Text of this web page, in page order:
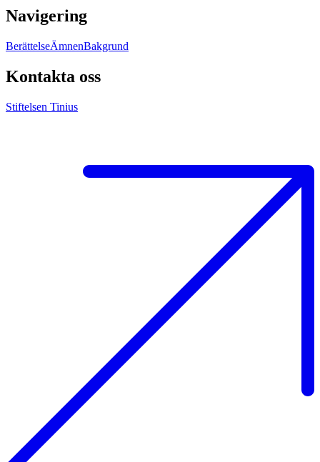
Navigering
BerättelseÄmnenBakgrund
Kontakta oss
Stiftelsen Tinius